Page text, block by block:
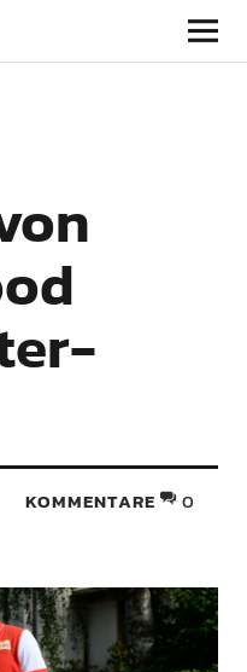
KOMMENTARE 0